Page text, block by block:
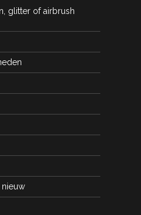
glitter of airbrush